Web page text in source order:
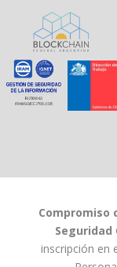
Compromiso
Seguridad
inscripción en